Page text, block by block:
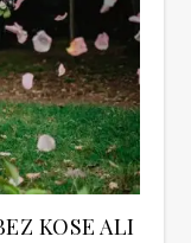
KOSE ALI